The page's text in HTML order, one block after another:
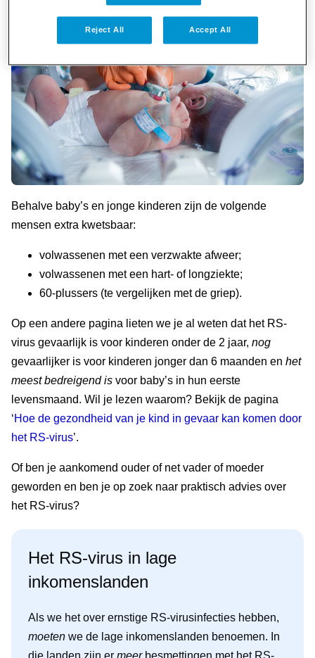
Behalve baby’s en jonge kinderen zijn de volgende
mensen extra kwetsbaar:
volwassenen met een verzwakte afweer;
volwassenen met een hart- of longziekte;
60-plussers (te vergelijken met de griep).
Op een andere pagina lieten we je al weten dat het RS-
virus gevaarlijk is voor kinderen onder de 2 jaar, nog
gevaarlijker is voor kinderen jonger dan 6 maanden en het
meest bedreigend is voor baby’s in hun eerste
levensmaand. Wil je lezen waarom? Bekijk de pagina
‘Hoe de gezondheid van je kind in gevaar kan komen door
het RS-virus’.
Of ben je aankomend ouder of net vader of moeder
geworden en ben je op zoek naar praktisch advies over
het RS-virus?
Het RS-virus in lage
inkomenslanden
Als we het over ernstige RS-virusinfecties hebben,
moeten we de lage inkomenslanden benoemen. In
die landen zijn er meerbesmettingen met het RS-
Reject All Accept All